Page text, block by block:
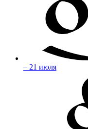
– 21 июля